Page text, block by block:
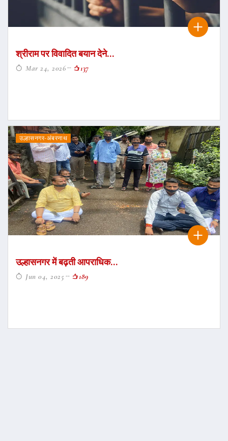
श्रीराम पर विवादित बयान देने...
Mar 24, 2026 137
उल्हासनगर-अंबरनाथ
उल्हासनगर में बढ़ती आपराधिक...
Jun 04, 2025 189